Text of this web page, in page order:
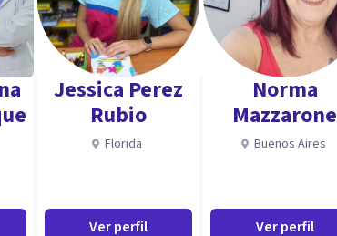
Jessica Perez
Rubio
Florida
Ver perfil
Norma
Mazzarone
Buenos Aires
Ver perfil